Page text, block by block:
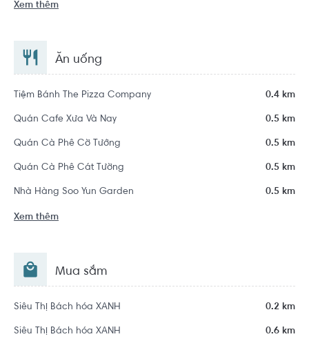
Xem thêm
Ăn uống
Tiệm Bánh The Pizza Company 0.4 km
Quán Cafe Xưa Và Nay 0.5 km
Quán Cà Phê Cờ Tướng 0.5 km
Quán Cà Phê Cát Tường 0.5 km
Nhà Hàng Soo Yun Garden 0.5 km
Xem thêm
Mua sắm
Siêu Thị Bách hóa XANH 0.2 km
Siêu Thị Bách hóa XANH 0.6 km